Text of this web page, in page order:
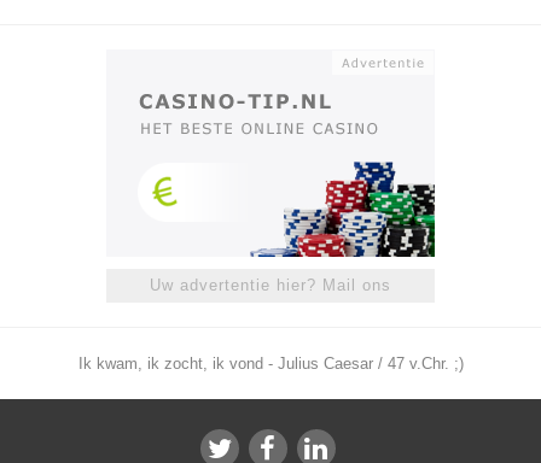
Uw advertentie hier? Mail ons
Ik kwam, ik zocht, ik vond - Julius Caesar / 47 v.Chr. ;)